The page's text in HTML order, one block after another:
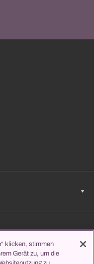
klicken, stimmen
Gerät zu, um die